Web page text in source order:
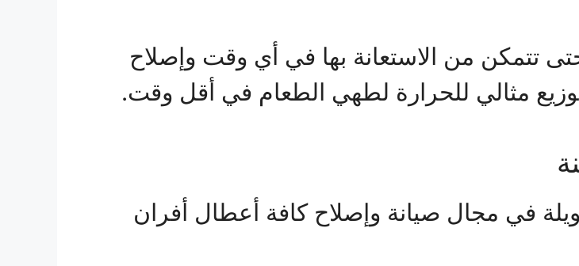
تتمكن من الاستعانة بها في أي وقت وإصلاح
مثالي للحرارة لطهي الطعام في أقل وقت.
في مجال صيانة وإصلاح كافة أعطال أفران